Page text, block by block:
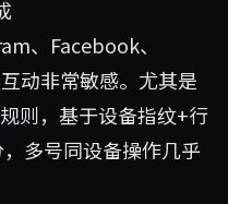
、Facebook、
动非常敏感。尤其是
则，基于设备指纹+行
多号同设备操作几乎